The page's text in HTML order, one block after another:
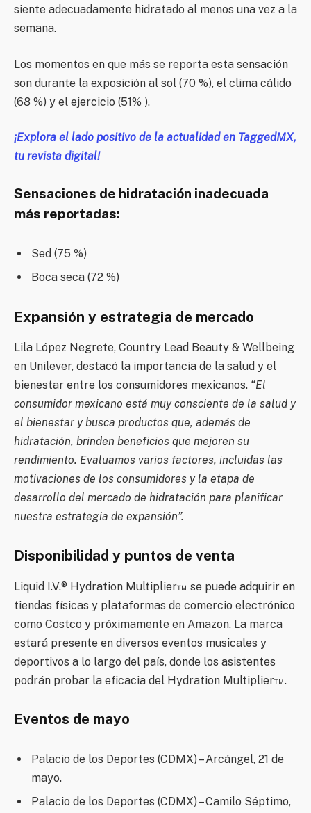
siente adecuadamente hidratado al menos una vez a la
semana.
Los momentos en que más se reporta esta sensación
son durante la exposición al sol (70 %), el clima cálido
(68 %) y el ejercicio (51% ).
¡Explora el lado positivo de la actualidad en TaggedMX,
tu revista digital!
Sensaciones de hidratación inadecuada
más reportadas:
Sed (75 %)
Boca seca (72 %)
Expansión y estrategia de mercado
Lila López Negrete, Country Lead Beauty & Wellbeing
en Unilever, destacó la importancia de la salud y el
bienestar entre los consumidores mexicanos. “El
consumidor mexicano está muy consciente de la salud y
el bienestar y busca productos que, además de
hidratación, brinden beneficios que mejoren su
rendimiento. Evaluamos varios factores, incluidas las
motivaciones de los consumidores y la etapa de
desarrollo del mercado de hidratación para planificar
nuestra estrategia de expansión”.
Disponibilidad y puntos de venta
Liquid I.V.® Hydration Multiplier™ se puede adquirir en
tiendas físicas y plataformas de comercio electrónico
como Costco y próximamente en Amazon. La marca
estará presente en diversos eventos musicales y
deportivos a lo largo del país, donde los asistentes
podrán probar la eficacia del Hydration Multiplier™.
Eventos de mayo
Palacio de los Deportes (CDMX) – Arcángel, 21 de
mayo.
Palacio de los Deportes (CDMX) – Camilo Séptimo,